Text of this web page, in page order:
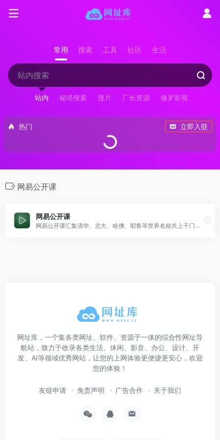
常用 搜索 工具 社区 生活
站内 秘塔搜索 搜片 厂长资源 修罗影视
热门 立即入驻
网易公开课
网易公开课
网易公开课汇集清华、北大、哈佛、耶鲁等世界名校共上千门课程，覆盖科学、经济、人文、哲学等22个领域，在这里你可以开拓视野看世界，获取有深度的好知识。
网址库，一个集各类网址、软件、资源于一体的综合性网址导
航站，致力于收录各类生活、休闲、影音、办公、设计、开
发、AI等领域优秀网站，让您的上网体验更便捷更安心，欢迎
您的体验！
友链申请 免责声明 广告合作 关于我们